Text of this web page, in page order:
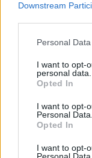
Downstream
Please note that
not limited to your
grant or deny
use your data for
consent section.
Personal
I want to opt-
personal data.
Opted In
I want to opt-
Personal Data.
Opted In
I want to opt-
NECROLOGIE